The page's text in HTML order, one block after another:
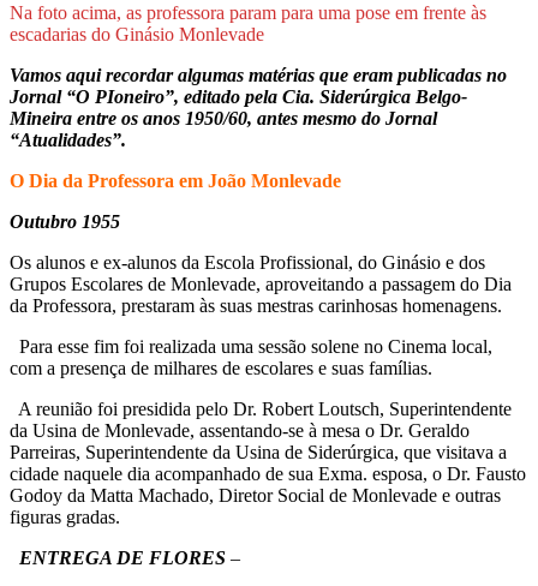
Na foto acima, as professora param para uma pose em frente às
escadarias do Ginásio Monlevade
Vamos aqui recordar algumas matérias que eram publicadas no
Jornal “O PIoneiro”, editado pela Cia. Siderúrgica Belgo-
Mineira entre os anos 1950/60, antes mesmo do Jornal
“Atualidades”.
O Dia da Professora em João Monlevade
Outubro 1955
Os alunos e ex-alunos da Escola Profissional, do Ginásio e dos
Grupos Escolares de Monlevade, aproveitando a passagem do Dia
da Professora, prestaram às suas mestras carinhosas homenagens.
Para esse fim foi realizada uma sessão solene no Cinema local,
com a presença de milhares de escolares e suas famílias.
A reunião foi presidida pelo Dr. Robert Loutsch, Superintendente
da Usina de Monlevade, assentando-se à mesa o Dr. Geraldo
Parreiras, Superintendente da Usina de Siderúrgica, que visitava a
cidade naquele dia acompanhado de sua Exma. esposa, o Dr. Fausto
Godoy da Matta Machado, Diretor Social de Monlevade e outras
figuras gradas.
ENTREGA DE FLORES –